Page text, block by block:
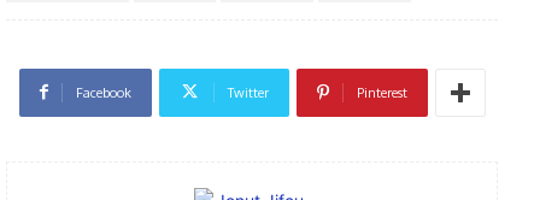
Facebook Twitter Pinterest